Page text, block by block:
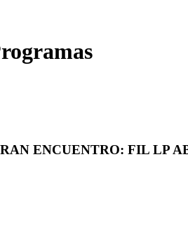
ENCUENTRO: FIL LP